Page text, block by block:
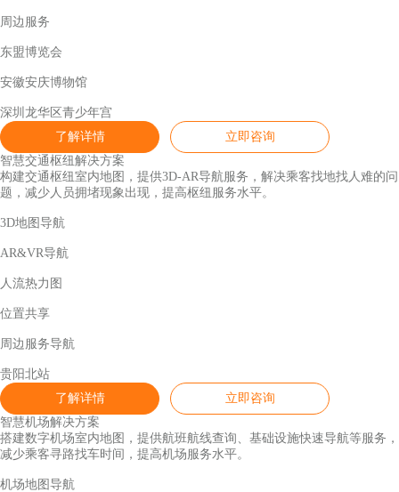
周边服务
东盟博览会
安徽安庆博物馆
深圳龙华区青少年宫
了解详情
立即咨询
智慧交通枢纽解决方案
构建交通枢纽室内地图，提供3D-AR导航服务，解决乘客找地找人难的问
题，减少人员拥堵现象出现，提高枢纽服务水平。
3D地图导航
AR&VR导航
人流热力图
位置共享
周边服务导航
贵阳北站
了解详情
立即咨询
智慧机场解决方案
搭建数字机场室内地图，提供航班航线查询、基础设施快速导航等服务，
减少乘客寻路找车时间，提高机场服务水平。
机场地图导航